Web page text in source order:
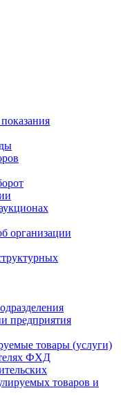
организации
предприятия
товары (услуги)
ФХД
товаров и